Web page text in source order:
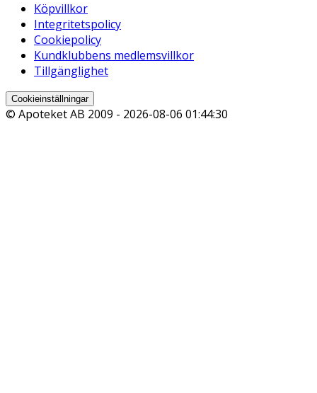
Köpvillkor
Integritetspolicy
Cookiepolicy
Kundklubbens medlemsvillkor
Tillgänglighet
Cookieinställningar
© Apoteket AB 2009 - 2026-08-06 01:44:30